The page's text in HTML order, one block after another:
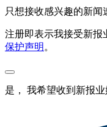
只想接收感兴趣的新闻
注册即表示我接受新报
保护声明 。
是， 我希望收到新报